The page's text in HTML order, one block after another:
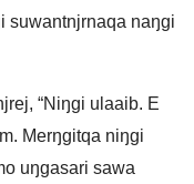
suwantnjrnaqa naŋgi
“Niŋgi ulaaib. E
Merŋgitqa niŋgi
uŋgasari sawa